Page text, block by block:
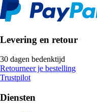
Levering en retour
30 dagen bedenktijd
Retourneer je bestelling
Trustpilot
Diensten